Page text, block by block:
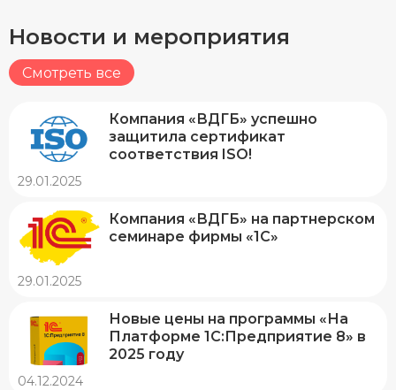
Новости и мероприятия
Смотреть все
Компания «ВДГБ» успешно
защитила сертификат
соответствия ISO!
29.01.2025
Компания «ВДГБ» на партнерском
семинаре фирмы «1С»
29.01.2025
Новые цены на программы «На
Платформе 1С:Предприятие 8» в
2025 году
04.12.2024